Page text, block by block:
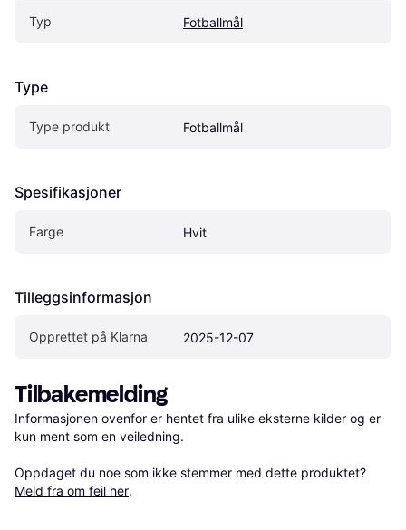
Typ Fotballmål
Type
Type produkt Fotballmål
Spesifikasjoner
Farge Hvit
Tilleggsinformasjon
Opprettet på Klarna 2025-12-07
Tilbakemelding
Informasjonen ovenfor er hentet fra ulike eksterne kilder og er
kun ment som en veiledning.
Oppdaget du noe som ikke stemmer med dette produktet?
Meld fra om feil her.